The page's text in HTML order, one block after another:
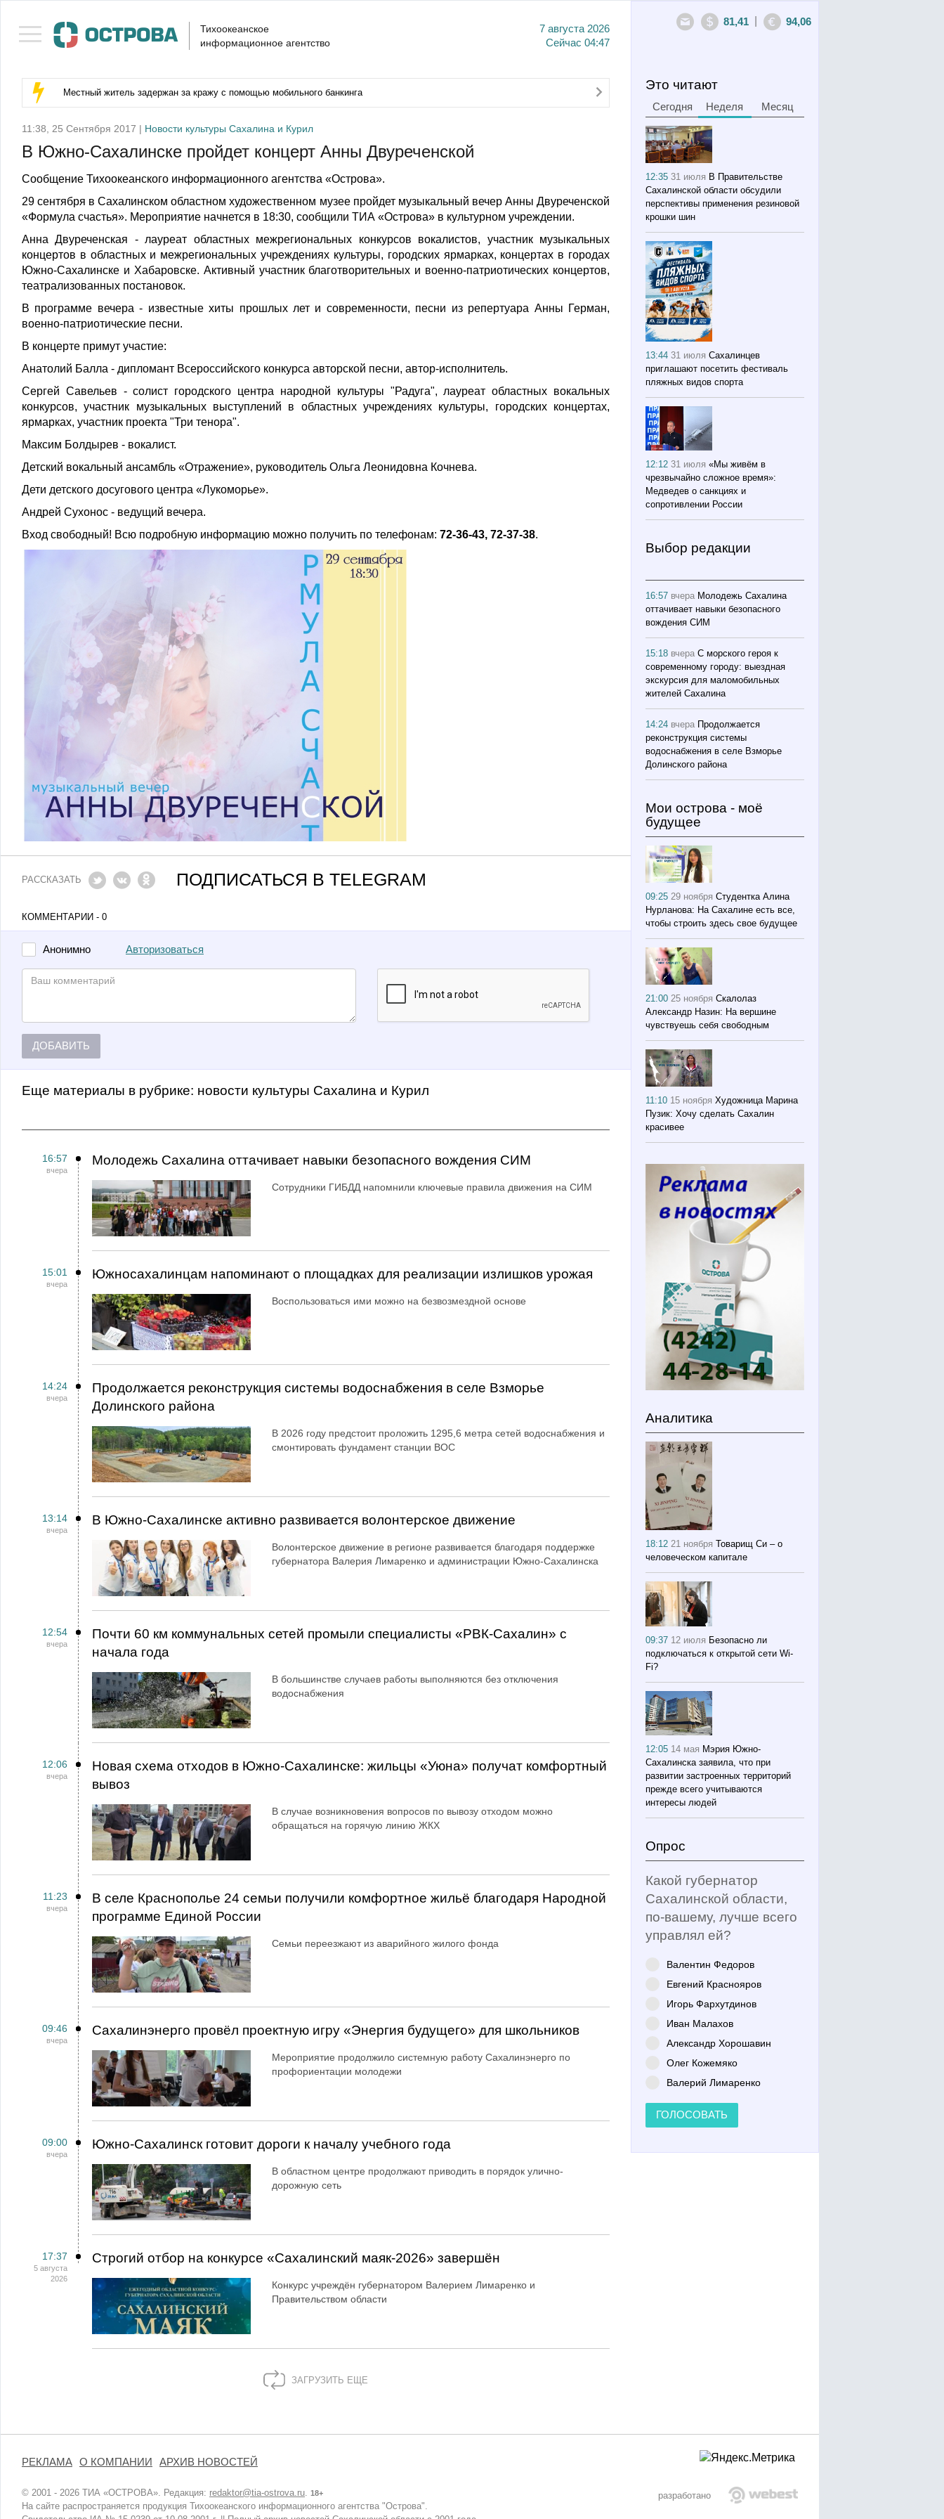
Тихоокеанское
информационное агентство
7 августа 2026
Сейчас 04:47
81,41 94,06
Местный житель задержан за кражу с помощью мобильного банкинга
11:38, 25 Сентября 2017 | Новости культуры Сахалина и Курил
В Южно-Сахалинске пройдет концерт Анны Двуреченской
Сообщение Тихоокеанского информационного агентства «Острова».
29 сентября в Сахалинском областном художественном музее пройдет музыкальный вечер Анны Двуреченской
«Формула счастья». Мероприятие начнется в 18:30, сообщили ТИА «Острова» в культурном учреждении.
Анна Двуреченская - лауреат областных межрегиональных конкурсов вокалистов, участник музыкальных
концертов в областных и межрегиональных учреждениях культуры, городских ярмарках, концертах в городах
Южно-Сахалинске и Хабаровске. Активный участник благотворительных и военно-патриотических концертов,
театрализованных постановок.
В программе вечера - известные хиты прошлых лет и современности, песни из репертуара Анны Герман,
военно-патриотические песни.
В концерте примут участие:
Анатолий Балла - дипломант Всероссийского конкурса авторской песни, автор-исполнитель.
Сергей Савельев - солист городского центра народной культуры "Радуга", лауреат областных вокальных
конкурсов, участник музыкальных выступлений в областных учреждениях культуры, городских концертах,
ярмарках, участник проекта "Три тенора".
Максим Болдырев - вокалист.
Детский вокальный ансамбль «Отражение», руководитель Ольга Леонидовна Кочнева.
Дети детского досугового центра «Лукоморье».
Андрей Сухонос - ведущий вечера.
Вход свободный! Всю подробную информацию можно получить по телефонам: 72-36-43, 72-37-38.
РАССКАЗАТЬ ПОДПИСАТЬСЯ В TELEGRAM
КОММЕНТАРИИ - 0
Анонимно Авторизоваться
ДОБАВИТЬ
Еще материалы в рубрике: Новости культуры Сахалина и Курил
16:57
вчера
Молодежь Сахалина оттачивает навыки безопасного вождения СИМ
Сотрудники ГИБДД напомнили ключевые правила движения на СИМ
15:01
вчера
Южносахалинцам напоминают о площадках для реализации излишков урожая
Воспользоваться ими можно на безвозмездной основе
14:24
вчера
Продолжается реконструкция системы водоснабжения в селе Взморье
Долинского района
В 2026 году предстоит проложить 1295,6 метра сетей водоснабжения и
смонтировать фундамент станции ВОС
13:14
вчера
В Южно-Сахалинске активно развивается волонтерское движение
Волонтерское движение в регионе развивается благодаря поддержке
губернатора Валерия Лимаренко и администрации Южно-Сахалинска
12:54
вчера
Почти 60 км коммунальных сетей промыли специалисты «РВК‑Сахалин» с
начала года
В большинстве случаев работы выполняются без отключения
водоснабжения
12:06
вчера
Новая схема отходов в Южно-Сахалинске: жильцы «Уюна» получат комфортный
вывоз
В случае возникновения вопросов по вывозу отходом можно
обращаться на горячую линию ЖКХ
11:23
вчера
В селе Краснополье 24 семьи получили комфортное жильё благодаря Народной
программе Единой России
Семьи переезжают из аварийного жилого фонда
09:46
вчера
Сахалинэнерго провёл проектную игру «Энергия будущего» для школьников
Мероприятие продолжило системную работу Сахалинэнерго по
профориентации молодежи
09:00
вчера
Южно-Сахалинск готовит дороги к началу учебного года
В областном центре продолжают приводить в порядок улично-
дорожную сеть
17:37
5 августа
2026
Строгий отбор на конкурсе «Сахалинский маяк‑2026» завершён
Конкурс учреждён губернатором Валерием Лимаренко и
Правительством области
ЗАГРУЗИТЬ ЕЩЕ
Это читают
Сегодня Неделя Месяц
12:3531 июля В Правительстве
Сахалинской области обсудили
перспективы применения резиновой
крошки шин
13:4431 июля Сахалинцев
приглашают посетить фестиваль
пляжных видов спорта
12:1231 июля «Мы живём в
чрезвычайно сложное время»:
Медведев о санкциях и
сопротивлении России
Выбор редакции
16:57 вчера Молодежь Сахалина
оттачивает навыки безопасного
вождения СИМ
15:18 вчера С морского героя к
современному городу: выездная
экскурсия для маломобильных
жителей Сахалина
14:24 вчера Продолжается
реконструкция системы
водоснабжения в селе Взморье
Долинского района
Мои острова - моё
будущее
09:2529 ноября Студентка Алина
Нурланова: На Сахалине есть все,
чтобы строить здесь свое будущее
21:0025 ноября Скалолаз
Александр Назин: На вершине
чувствуешь себя свободным
11:10 15 ноября Художница Марина
Пузик: Хочу сделать Сахалин
красивее
Аналитика
18:1221 ноября Товарищ Си – о
человеческом капитале
09:37 12 июля Безопасно ли
подключаться к открытой сети Wi-
Fi?
12:05 14 мая Мэрия Южно-
Сахалинска заявила, что при
развитии застроенных территорий
прежде всего учитываются
интересы людей
Опрос
Какой губернатор
Сахалинской области,
по-вашему, лучше всего
управлял ей?
Валентин Федоров
Евгений Краснояров
Игорь Фархутдинов
Иван Малахов
Александр Хорошавин
Олег Кожемяко
Валерий Лимаренко
ГОЛОСОВАТЬ
РЕКЛАМА О КОМПАНИИ АРХИВ НОВОСТЕЙ
© 2001 - 2026 ТИА «ОСТРОВА». Редакция: redaktor@tia-ostrova.ru 18+
На сайте распространяется продукция Тихоокеанского информационного агентства "Острова".
разработано